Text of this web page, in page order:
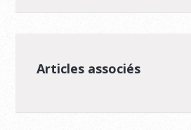
Articles associés